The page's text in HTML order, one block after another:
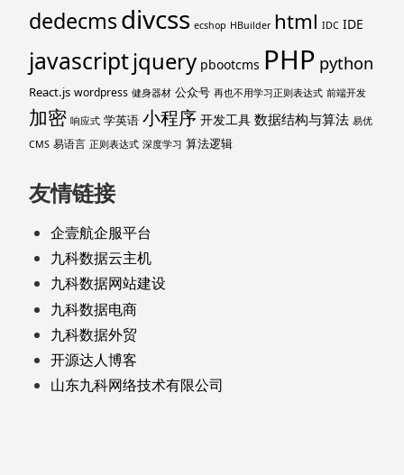
dedecmsdivcss ecshop HBuilder html IDC IDE
javascriptjquery pbootcms PHP python
React.js wordpress 健身器材 公众号 再也不用学习正则表达式 前端开发
加密 响应式 学英语 小程序 开发工具 数据结构与算法 易优
CMS 易语言 正则表达式 深度学习 算法逻辑
友情链接
企壹航企服平台
九科数据云主机
九科数据网站建设
九科数据电商
九科数据外贸
开源达人博客
山东九科网络技术有限公司